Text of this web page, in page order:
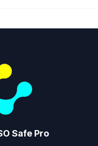
Safe Pro